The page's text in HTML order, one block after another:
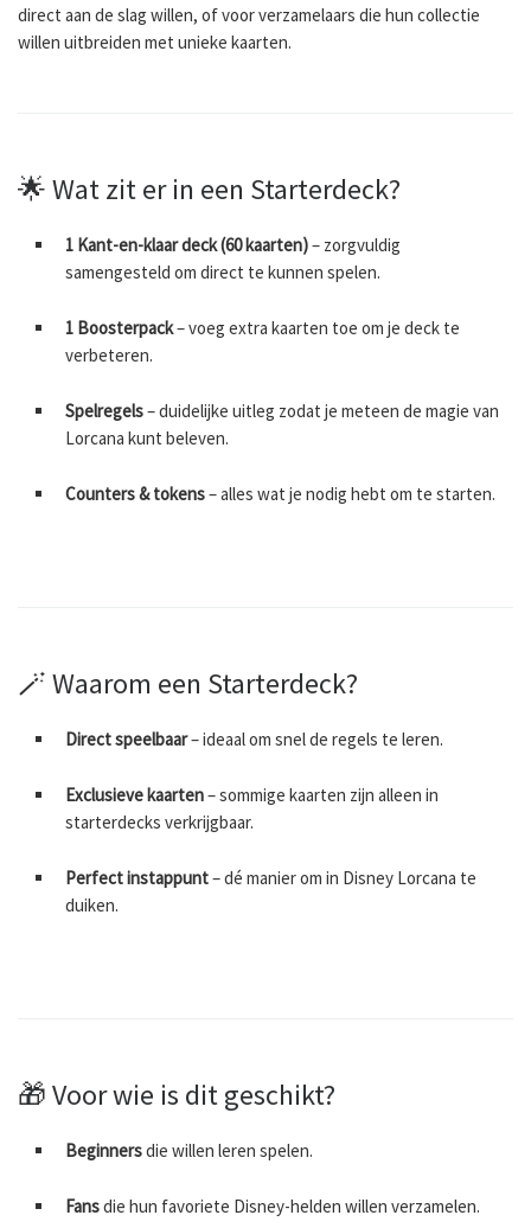
direct aan de slag willen, of voor verzamelaars die hun collectie
willen uitbreiden met unieke kaarten.
🌟 Wat zit er in een Starterdeck?
1 Kant-en-klaar deck (60 kaarten)– zorgvuldig
samengesteld om direct te kunnen spelen.
1 Boosterpack– voeg extra kaarten toe om je deck te
verbeteren.
Spelregels– duidelijke uitleg zodat je meteen de magie van
Lorcana kunt beleven.
Counters & tokens– alles wat je nodig hebt om te starten.
🪄 Waarom een Starterdeck?
Direct speelbaar– ideaal om snel de regels te leren.
Exclusieve kaarten– sommige kaarten zijn alleen in
starterdecks verkrijgbaar.
Perfect instappunt– dé manier om in Disney Lorcana te
duiken.
🎁 Voor wie is dit geschikt?
Beginnersdie willen leren spelen.
Fansdie hun favoriete Disney-helden willen verzamelen.